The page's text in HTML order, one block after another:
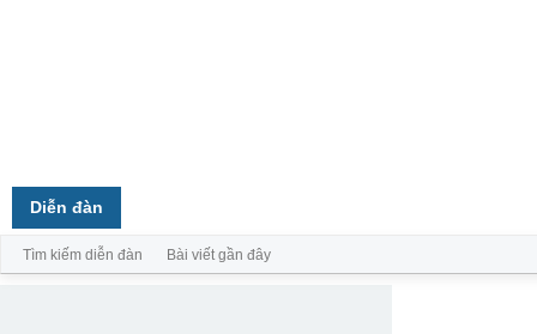
Trang chủ
Tìm kiếm diễn đàn Bài viết gần đây